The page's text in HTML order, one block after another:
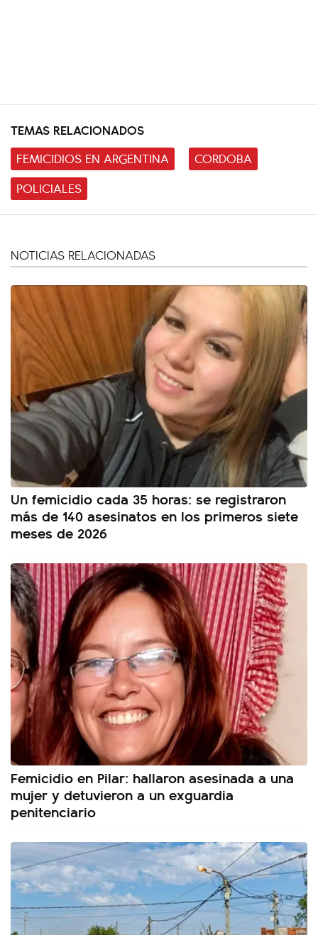
TEMAS RELACIONADOS
FEMICIDIOS EN ARGENTINA
CORDOBA
POLICIALES
NOTICIAS RELACIONADAS
Un femicidio cada 35 horas: se registraron
más de 140 asesinatos en los primeros siete
meses de 2026
Femicidio en Pilar: hallaron asesinada a una
mujer y detuvieron a un exguardia
penitenciario